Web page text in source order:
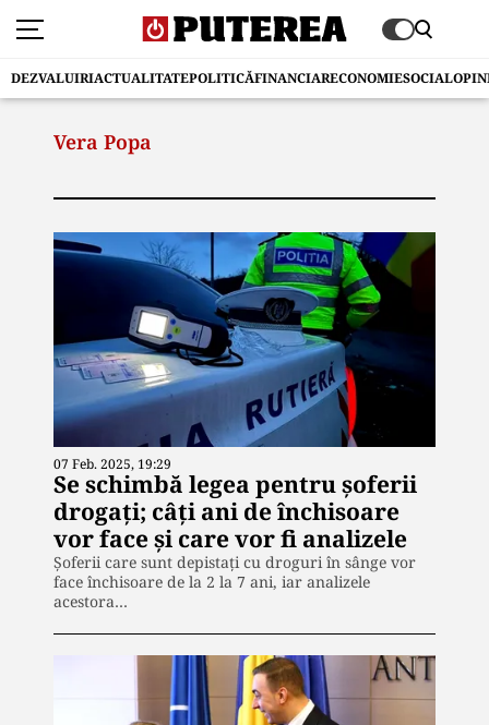
DEZVALUIRIACTUALITATEPOLITICĂFINANCIARECONOMIESOCIAL
Vera Popa
07 Feb. 2025, 19:29
Se schimbă legea pentru șoferii
drogați; câți ani de închisoare
vor face și care vor fi analizele
Şoferii care sunt depistaţi cu droguri în sânge vor
face închisoare de la 2 la 7 ani, iar analizele
acestora…